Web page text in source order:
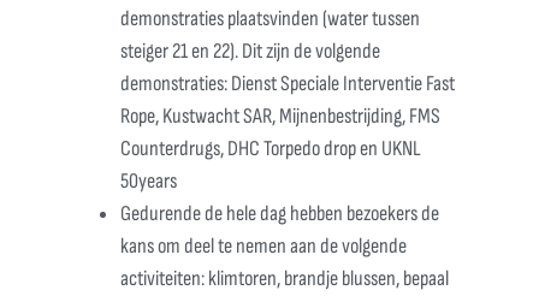
demonstraties plaatsvinden (water tussen
steiger 21 en 22). Dit zijn de volgende
demonstraties: Dienst Speciale Interventie Fast
Rope, Kustwacht SAR, Mijnenbestrijding, FMS
Counterdrugs, DHC Torpedo drop en UKNL
50years
Gedurende de hele dag hebben bezoekers de
kans om deel te nemen aan de volgende
activiteiten: klimtoren, brandje blussen, bepaal